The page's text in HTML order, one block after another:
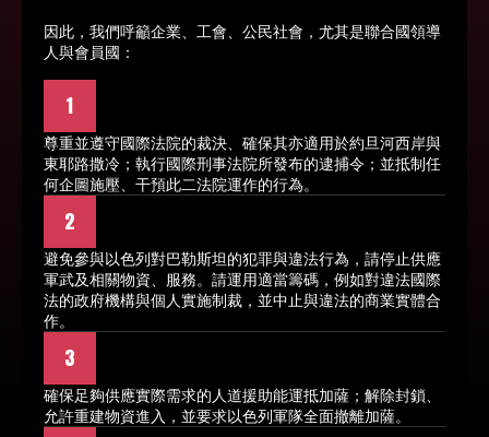
因此，我們呼籲企業、工會、公民社會，尤其是聯合國領導
人與會員國：
1
尊重並遵守國際法院的裁決、確保其亦適用於約旦河西岸與
東耶路撒冷；執行國際刑事法院所發布的逮捕令；並抵制任
何企圖施壓、干預此二法院運作的行為。
2
避免參與以色列對巴勒斯坦的犯罪與違法行為，請停止供應
軍武及相關物資、服務。請運用適當籌碼，例如對違法國際
法的政府機構與個人實施制裁，並中止與違法的商業實體合
作。
3
確保足夠供應實際需求的人道援助能運抵加薩；解除封鎖、
允許重建物資進入，並要求以色列軍隊全面撤離加薩。